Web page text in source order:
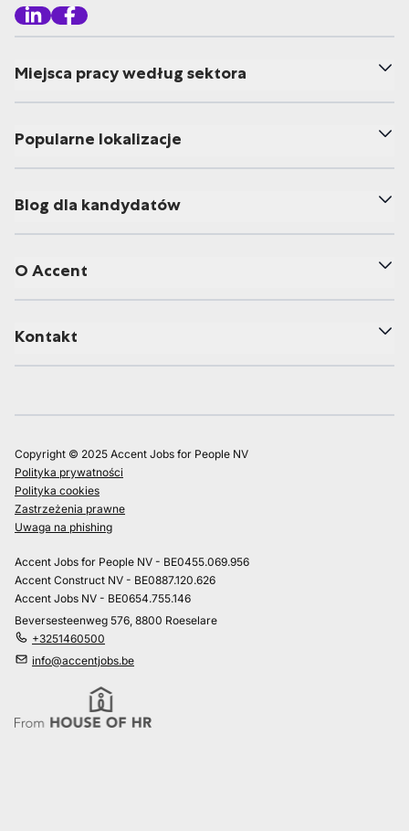
Miejsca pracy według sektora
Popularne lokalizacje
Blog dla kandydatów
O Accent
Kontakt
Copyright © 2025 Accent Jobs for People NV
Polityka prywatności
Polityka cookies
Zastrzeżenia prawne
Uwaga na phishing
Accent Jobs for People NV - BE0455.069.956
Accent Construct NV - BE0887.120.626
Accent Jobs NV - BE0654.755.146
Beversesteenweg 576, 8800 Roeselare
+3251460500
info@accentjobs.be